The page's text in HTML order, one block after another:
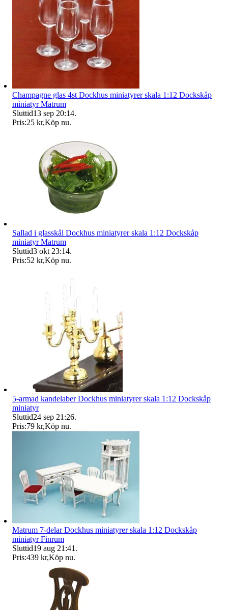
Champagne glas 4st Dockhus miniatyrer skala 1:12 Dockskåp
miniatyr Matrum
Sluttid13 sep 20:14.
Pris:25 kr,Köp nu.
Sallad i glasskål Dockhus miniatyrer skala 1:12 Dockskåp
miniatyr Matrum
Sluttid3 okt 23:14.
Pris:52 kr,Köp nu.
5-armad kandelaber Dockhus miniatyrer skala 1:12 Dockskåp
miniatyr
Sluttid24 sep 21:26.
Pris:79 kr,Köp nu.
Matrum 7-delar Dockhus miniatyrer skala 1:12 Dockskåp
miniatyr Finrum
Sluttid19 aug 21:41 .
Pris:439 kr,Köp nu.